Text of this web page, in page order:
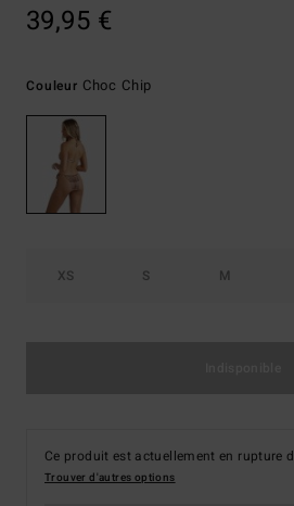
39,95 €
Couleur Choc Chip
XS S M
Ce produit est actuellement en rupture
Trouver d'autres options